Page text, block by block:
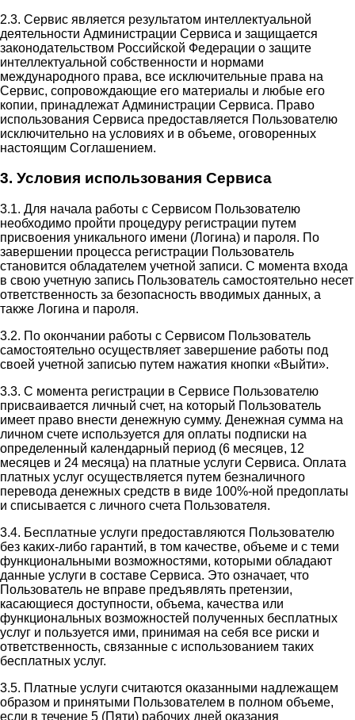
2.3. Сервис является результатом интеллектуальной
деятельности Администрации Сервиса и защищается
законодательством Российской Федерации о защите
интеллектуальной собственности и нормами
международного права, все исключительные права на
Сервис, сопровождающие его материалы и любые его
копии, принадлежат Администрации Сервиса. Право
использования Сервиса предоставляется Пользователю
исключительно на условиях и в объеме, оговоренных
настоящим Соглашением.
3. Условия использования Сервиса
3.1. Для начала работы с Сервисом Пользователю
необходимо пройти процедуру регистрации путем
присвоения уникального имени (Логина) и пароля. По
завершении процесса регистрации Пользователь
становится обладателем учетной записи. С момента входа
в свою учетную запись Пользователь самостоятельно несет
ответственность за безопасность вводимых данных, а
также Логина и пароля.
3.2. По окончании работы с Сервисом Пользователь
самостоятельно осуществляет завершение работы под
своей учетной записью путем нажатия кнопки «Выйти».
3.3. С момента регистрации в Сервисе Пользователю
присваивается личный счет, на который Пользователь
имеет право внести денежную сумму. Денежная сумма на
личном счете используется для оплаты подписки на
определенный календарный период (6 месяцев, 12
месяцев и 24 месяца) на платные услуги Сервиса. Оплата
платных услуг осуществляется путем безналичного
перевода денежных средств в виде 100%-ной предоплаты
и списывается с личного счета Пользователя.
3.4. Бесплатные услуги предоставляются Пользователю
без каких-либо гарантий, в том качестве, объеме и с теми
функциональными возможностями, которыми обладают
данные услуги в составе Сервиса. Это означает, что
Пользователь не вправе предъявлять претензии,
касающиеся доступности, объема, качества или
функциональных возможностей полученных бесплатных
услуг и пользуется ими, принимая на себя все риски и
ответственность, связанные с использованием таких
бесплатных услуг.
3.5. Платные услуги считаются оказанными надлежащем
образом и принятыми Пользователем в полном объеме,
если в течение 5 (Пяти) рабочих дней оказания